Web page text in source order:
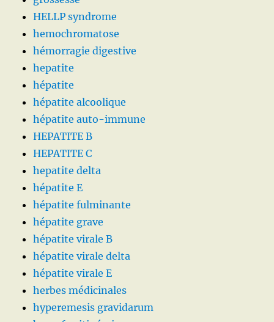
HELLP syndrome
hemochromatose
hémorragie digestive
hepatite
hépatite
hépatite alcoolique
hépatite auto-immune
HEPATITE B
HEPATITE C
hepatite delta
hépatite E
hépatite fulminante
hépatite grave
hépatite virale B
hépatite virale delta
hépatite virale E
herbes médicinales
hyperemesis gravidarum